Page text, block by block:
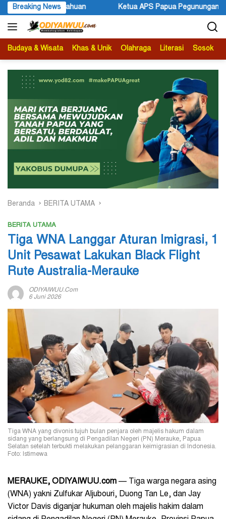
Langsung
ke
konten
Breaking News
Ketua APS Papua Pegunungan Sonni Lokobal: Kalau Mau
Budaya & Wisata Khas & Unik Olahraga Literasi Sosok
Beranda BERITA UTAMA
BERITA UTAMA
Tiga WNA Langgar Aturan Imigrasi, 1
Unit Pesawat Lakukan Black Flight
Rute Australia-Merauke
ODIYAIWUU.com
6 Juni 2026
Tiga WNA yang divonis tujuh bulan penjara oleh majelis hakum dalam
sidang yang berlangsung di Pengadilan Negeri (PN) Merauke, Papua
Selatan setelah terbukti melakukan pelanggaran keimigrasian di Indonesia.
Foto: Istimewa
MERAUKE, ODIYAIWUU.com — Tiga warga negara asing
(WNA) yakni Zulfukar Aljubouri, Duong Tan Le, dan Jay
Victor Davis diganjar hukuman oleh majelis hakim dalam